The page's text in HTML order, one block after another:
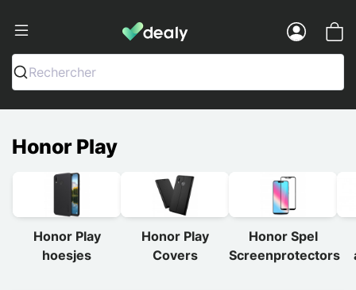
Dealy - Telefoonhoesjes en
Rechercher
Honor Play
Honor Play
hoesjes
Honor Play
Covers
Honor Spel
Screenprotectors